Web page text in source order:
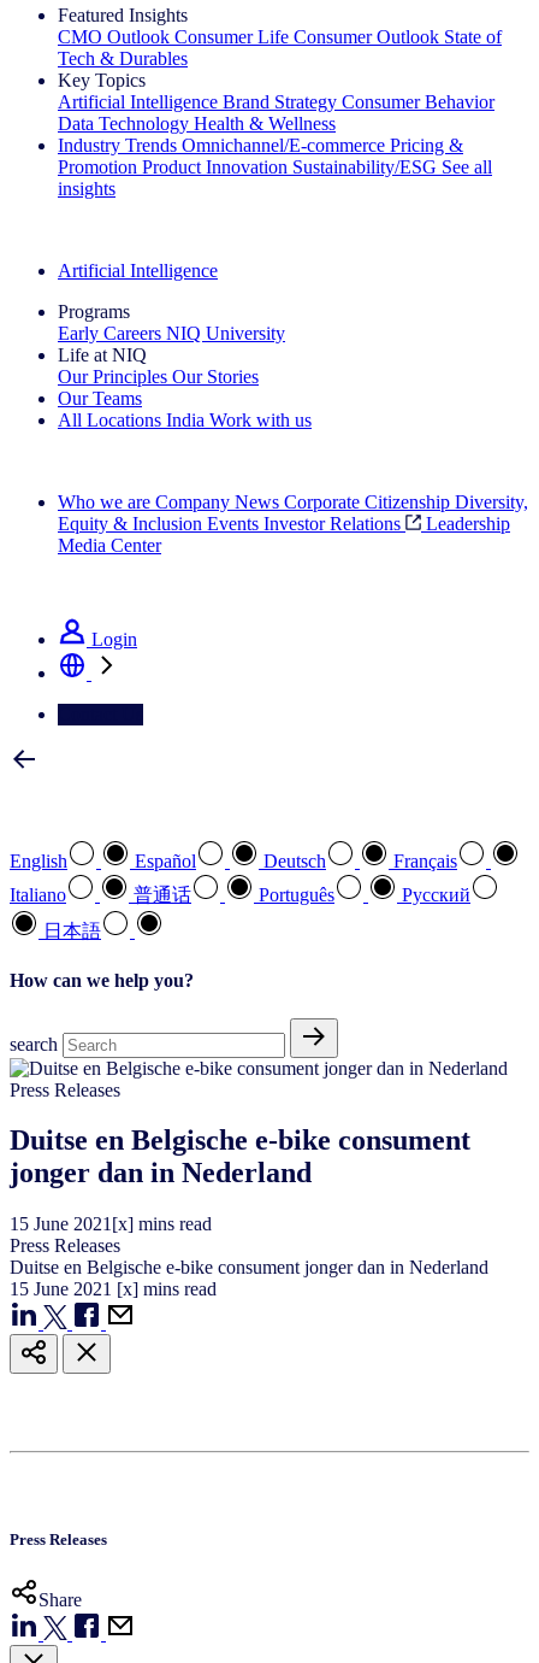
Featured Insights
CMO Outlook Consumer Life Consumer Outlook State of
Tech & Durables
Key Topics
Artificial Intelligence Brand Strategy Consumer Behavior
Data Technology Health & Wellness
Industry Trends Omnichannel/E-commerce Pricing &
Promotion Product Innovation Sustainability/ESG See all
insights
Artificial Intelligence
Programs
Early Careers NIQ University
Life at NIQ
Our Principles Our Stories
Our Teams
All Locations India Work with us
Who we are Company News Corporate Citizenship Diversity,
Equity & Inclusion Events Investor Relations
Leadership
Media Center
Login
English Español Deutsch
Français
Italiano
普通话 Português
Pусский
日本語
How can we help you?
search
Press Releases
Duitse en Belgische e-bike consument
jonger dan in Nederland
15 June 2021 [x] mins read
Press Releases
Duitse en Belgische e-bike consument jonger dan in Nederland
15 June 2021 [x] mins read
Press Releases
Share